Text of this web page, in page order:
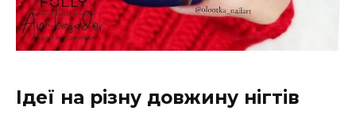
Ідеї на різну довжину нігтів